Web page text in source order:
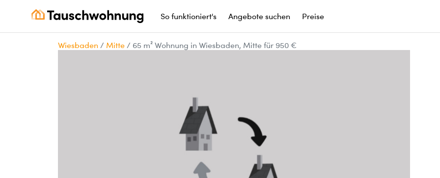
So funktioniert's Angebote suchen Preise
Wiesbaden / Mitte / 65 m² Wohnung in Wiesbaden, Mitte für 950 €